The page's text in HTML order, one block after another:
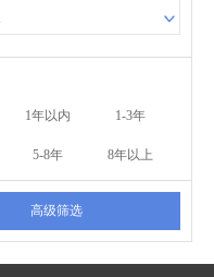
1年以内 1-3年
5-8年 8年以上
高级筛选